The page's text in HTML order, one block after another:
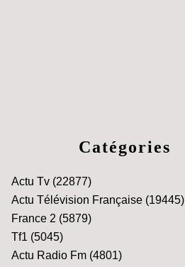
Catégories
Actu Tv (22877)
Actu Télévision Française (19445)
France 2 (5879)
Tf1 (5045)
Actu Radio Fm (4801)